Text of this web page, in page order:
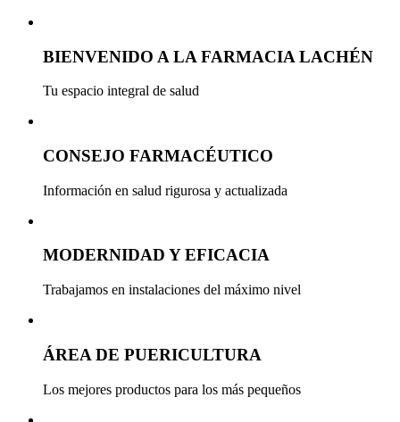
BIENVENIDO A LA FARMACIA LACHÉN
Tu espacio integral de salud
CONSEJO FARMACÉUTICO
Información en salud rigurosa y actualizada
MODERNIDAD Y EFICACIA
Trabajamos en instalaciones del máximo nivel
ÁREA DE PUERICULTURA
Los mejores productos para los más pequeños